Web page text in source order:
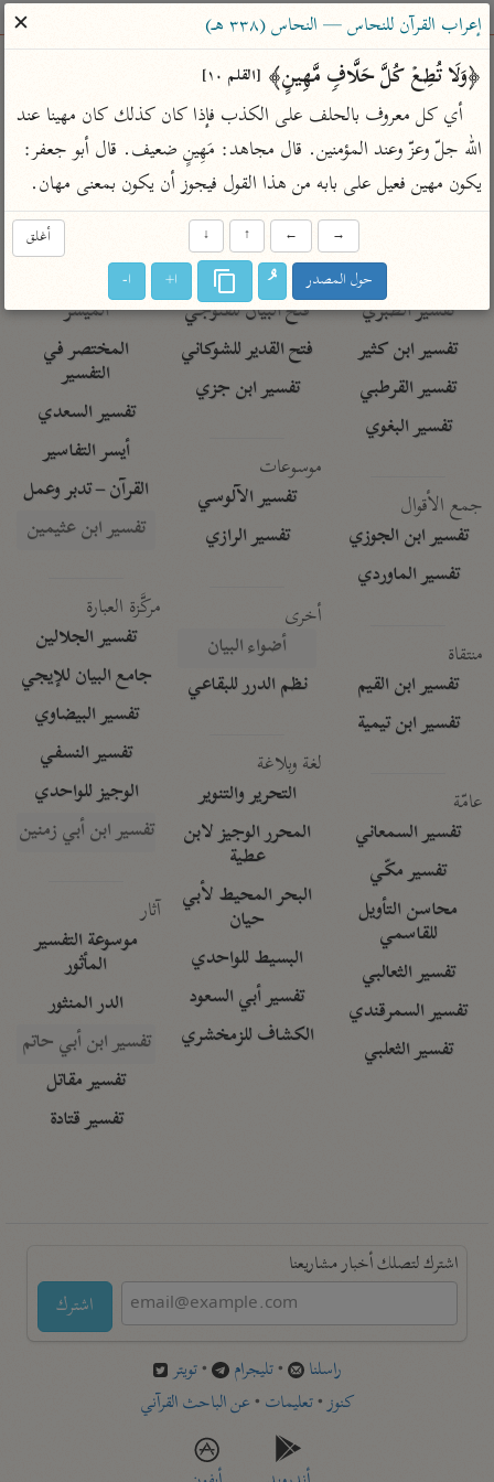
ساهم معنا في نشر القرآن والعلم الشرعي
الباحث القرآني
بحث تفسير علوم مصاحف معاجم
Type 2 or more characters for results.
Type 1 or more
characters for results.
تفسير الطبري
تفسير ابن كثير
تفسير القرطبي
تفسير البغوي
جمع الأقوال
تفسير ابن الجوزي
تفسير الماوردي
منتقاة
تفسير ابن القيم
تفسير ابن تيمية
عامّة
تفسير السمعاني
تفسير مكّي
محاسن التأويل
للقاسمي
تفسير الثعالبي
تفسير السمرقندي
تفسير الثعلبي
عامّة
فتح البيان للقنوجي
فتح القدير للشوكاني
تفسير ابن جزي
موسوعات
تفسير الآلوسي
تفسير الرازي
أخرى
أضواء البيان
نظم الدرر للبقاعي
لغة وبلاغة
التحرير والتنوير
المحرر الوجيز لابن
عطية
البحر المحيط لأبي
حيان
البسيط للواحدي
تفسير أبي السعود
الكشاف للزمخشري
معاصرة
الميسر
المختصر في
التفسير
تفسير السعدي
أيسر التفاسير
القرآن – تدبر وعمل
تفسير ابن عثيمين
مركَّزة العبارة
تفسير الجلالين
جامع البيان للإيجي
تفسير البيضاوي
تفسير النسفي
الوجيز للواحدي
تفسير ابن أبي زمنين
آثار
موسوعة التفسير
المأثور
الدر المنثور
تفسير ابن أبي حاتم
تفسير مقاتل
تفسير قتادة
اشترك لتصلك أخبار مشاريعنا
اشترك
راسلنا •تليجرام •تويتر
كنوز•تعليمات •عن الباحث القرآني
إعراب القرآن للنحاس — النحاس (٣٣٨ هـ)
✕
﴿وَلَا تُطِعۡ كُلَّ حَلَّافࣲ مَّهِینٍ﴾ [القلم ١٠]
يكون مهين فعيل على بابه من هذا القول فيجوز أن يكون بمعنى مهان.
أغلق →
←
↑
↓
حول المصدر ا+ ا-